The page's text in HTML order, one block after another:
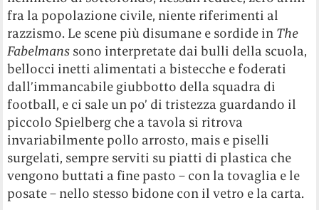
fra la popolazione civile, niente riferimenti al
razzismo. Le scene più disumane e sordide in The
Fabelmans sono interpretate dai bulli della scuola,
bellocci inetti alimentati a bistecche e foderati
dall’immancabile giubbotto della squadra di
football, e ci sale un po’ di tristezza guardando il
piccolo Spielberg che a tavola si ritrova
invariabilmente pollo arrosto, mais e piselli
surgelati, sempre serviti su piatti di plastica che
vengono buttati a fine pasto – con la tovaglia e le
posate – nello stesso bidone con il vetro e la carta.